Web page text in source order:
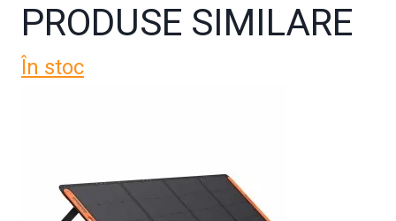
PRODUSE SIMILARE
În stoc